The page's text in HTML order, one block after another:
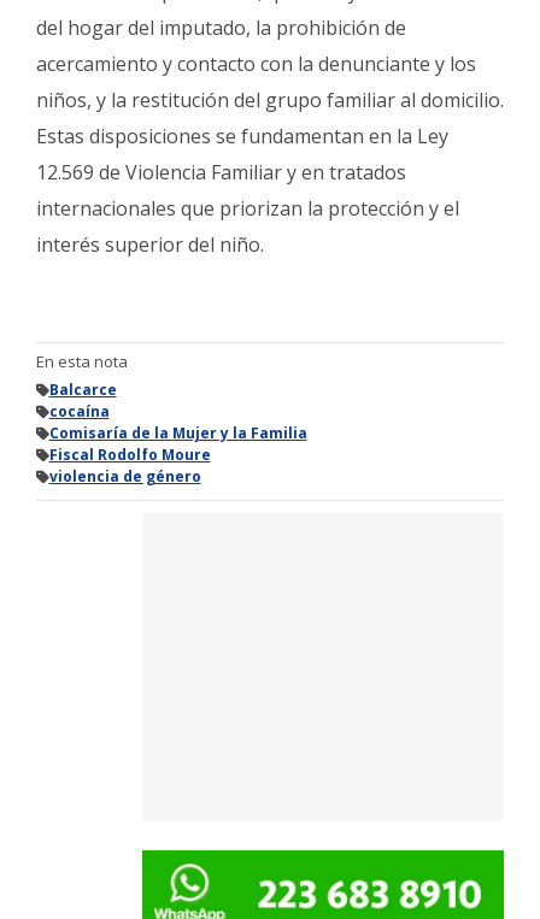
del hogar del imputado, la prohibición de
acercamiento y contacto con la denunciante y los
niños, y la restitución del grupo familiar al domicilio.
Estas disposiciones se fundamentan en la Ley
12.569 de Violencia Familiar y en tratados
internacionales que priorizan la protección y el
interés superior del niño.
En esta nota
Balcarce
cocaína
Comisaría de la Mujer y la Familia
Fiscal Rodolfo Moure
violencia de género